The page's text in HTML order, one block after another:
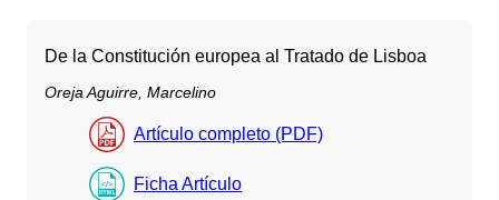
De la Constitución europea al Tratado de Lisboa
Oreja Aguirre, Marcelino
Artículo completo (PDF)
Ficha Artículo